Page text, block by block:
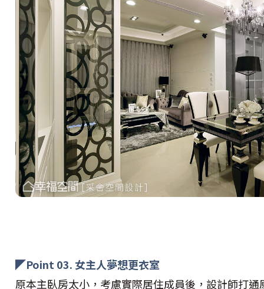
◤Point 03. 女主人夢想更衣室
原本主臥房太小，考慮實際居住成員後，設計師打